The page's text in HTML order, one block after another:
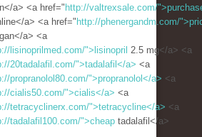
a> <a href=" http://valtrexsale.com/
a> <a href=" http://phenergandm.com/
a> <a
lisinoprilmed.com/">lisinopril 2.5 mg</a> <a
20tadalafil.com/">tadalafil</a> <a
propranolol80.com/">propranolol</a> <a
cialis50.com/">cialis</a> <a
tetracyclinerx.com/">tetracycline</a> <a
tadalafil100.com/">cheap tadalafil</a>